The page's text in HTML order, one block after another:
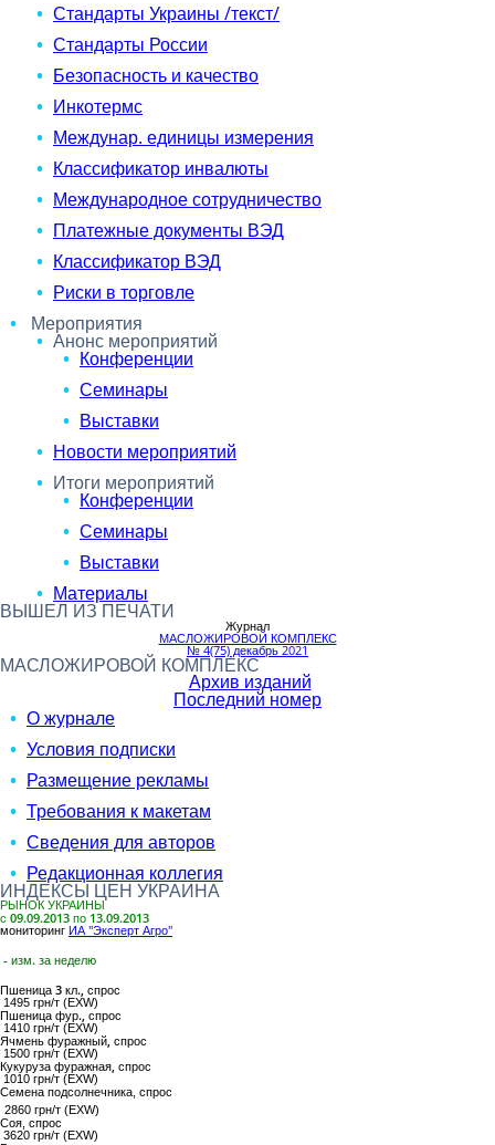
Стандарты Украины /текст/
Стандарты России
Безопасность и качество
Инкотермс
Междунар. единицы измерения
Классификатор инвалюты
Международное сотрудничество
Платежные документы ВЭД
Классификатор ВЭД
Риски в торговле
Мероприятия
Анонс мероприятий
Конференции
Семинары
Выставки
Новости мероприятий
Итоги мероприятий
Конференции
Семинары
Выставки
Материалы
ВЫШЕЛ ИЗ ПЕЧАТИ
Журнал
МАСЛОЖИРОВОЙ КОМПЛЕКС
№ 4(75) декабрь 2021
МАСЛОЖИРОВОЙ КОМПЛЕКС
Архив изданий
Последний номер
О журнале
Условия подписки
Размещение рекламы
Требования к макетам
Сведения для авторов
Редакционная коллегия
ИНДЕКСЫ ЦЕН УКРАИНА
РЫНОК УКРАИНЫ
с 09.09.2013 по 13.09.2013
мониторинг ИА "Эксперт Агро"
- изм. за неделю
Пшеница 3 кл., спрос
1495 грн/т (EXW)
Пшеница фур., спрос
1410 грн/т (EXW)
Ячмень фуражный, спрос
1500 грн/т (EXW)
Кукуруза фуражная, спрос
1010 грн/т (EXW)
Семена подсолнечника , спрос
2860 грн/т (EXW)
Соя , спрос
3620 грн/т (EXW)